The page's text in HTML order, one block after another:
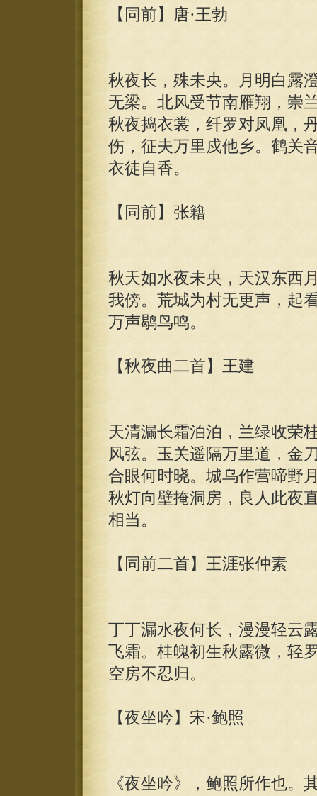
【同前】唐·王勃
秋夜长，殊未央。月明白露
无梁。北风受节南雁翔，崇
秋夜捣衣裳，纤罗对凤凰，
伤，征夫万里戍他乡。鹤关
衣徒自香。
【同前】张籍
秋天如水夜未央，天汉东西
我傍。荒城为村无更声，起
万声鹖鸟鸣。
【秋夜曲二首】王建
天清漏长霜泊泊，兰绿收荣
风弦。玉关遥隔万里道，金
合眼何时晓。城乌作营啼野
秋灯向壁掩洞房，良人此夜
相当。
【同前二首】王涯张仲素
丁丁漏水夜何长，漫漫轻云
飞霜。桂魄初生秋露微，轻
空房不忍归。
【夜坐吟】宋·鲍照
《夜坐吟》，鲍照所作也。